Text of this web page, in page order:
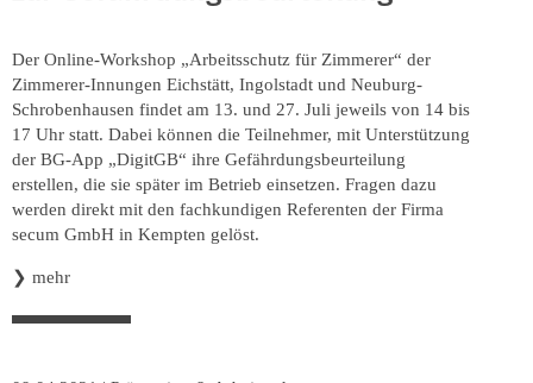
Der Online-Workshop „Arbeitsschutz für Zimmerer“ der
Zimmerer-Innungen Eichstätt, Ingolstadt und Neuburg-
Schrobenhausen findet am 13. und 27. Juli jeweils von 14 bis
17 Uhr statt. Dabei können die Teilnehmer, mit Unterstützung
der BG-App „DigitGB“ ihre Gefährdungsbeurteilung
erstellen, die sie später im Betrieb einsetzen. Fragen dazu
werden direkt mit den fachkundigen Referenten der Firma
secum GmbH in Kempten gelöst.
❯ mehr